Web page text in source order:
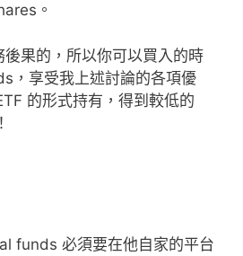
。
果的，所以你可以買入的時
，享受我上述討論的各項優
的形式持有，得到較低的
funds 必須要在他自家的平台